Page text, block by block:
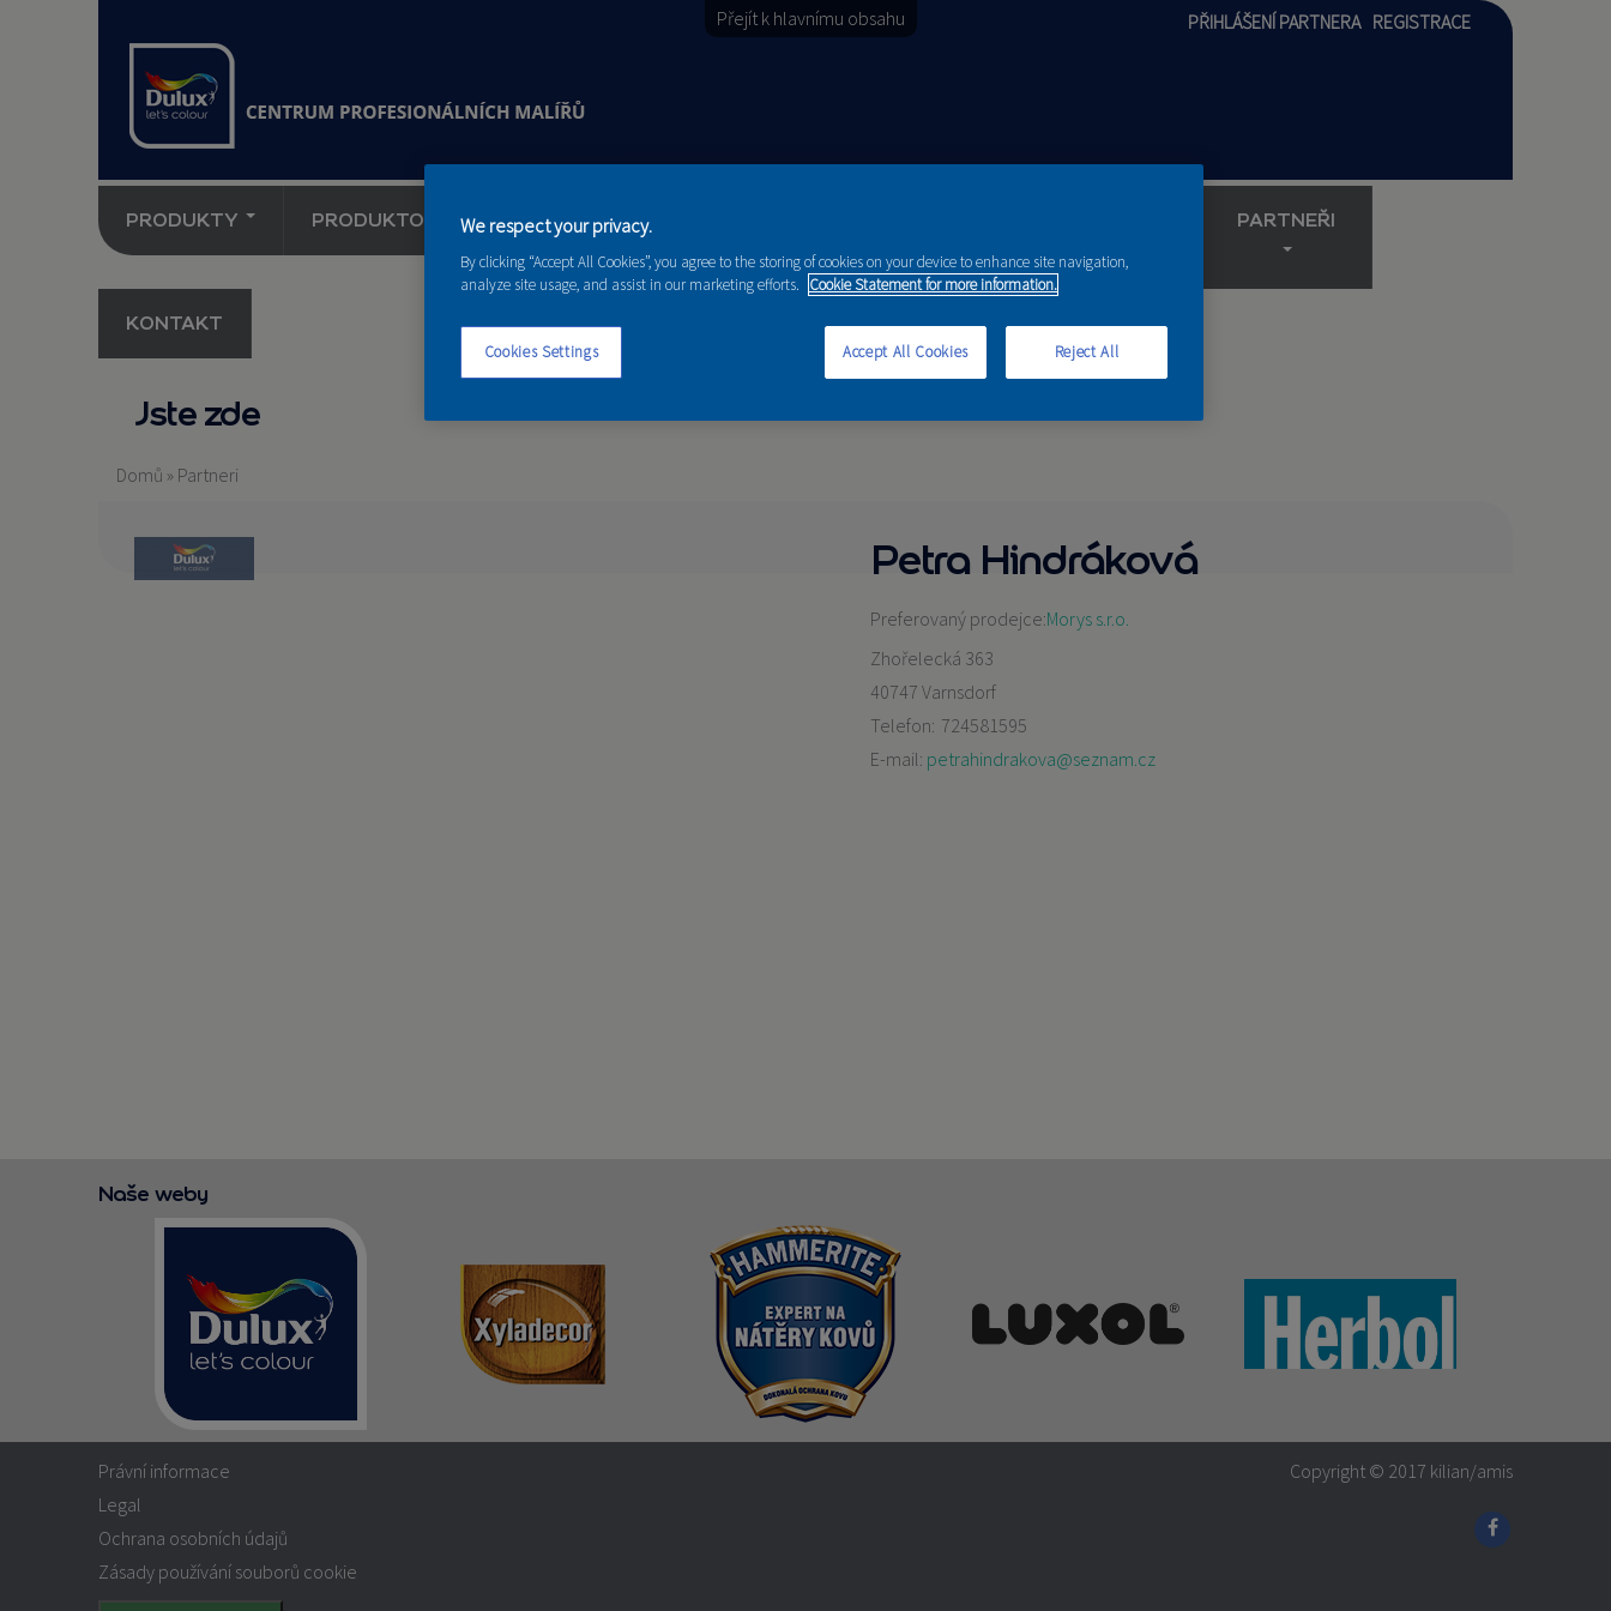
Přejít k hlavnímu obsahu PŘIHLÁŠENÍ PARTNERA REGISTRACE
PRODUKTY PRODUKTOVÉ NOVINKY PORADENSTVÍ PARTNEŘI
KONTAKT
Jste zde
Domů » Partneri
Petra Hindráková
Preferovaný prodejce:Morys s.r.o.
Zhořelecká 363
40747 Varnsdorf
Telefon: 724581595
E-mail: petrahindrakova@seznam.cz
Naše weby
Copyright © 2017 kilian/amis
Právní informace
Legal
Ochrana osobních údajů
Zásady používání souborů cookie
We respect your privacy.
By clicking “Accept All Cookies”, you agree to the storing of cookies on your device to enhance site navigation,
analyze site usage, and assist in our marketing efforts. Cookie Statement for more information.
Cookies Settings Reject All
Accept All Cookies